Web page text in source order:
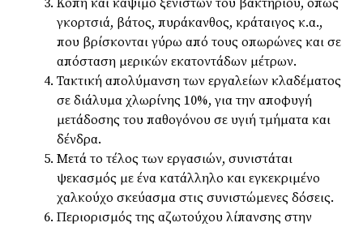
γκορτσιά, βάτος, πυράκανθος, κράταιγος κ.α.,
που βρίσκονται γύρω από τους οπωρώνες και σε
απόσταση μερικών εκατοντάδων μέτρων.
Τακτική απολύμανση των εργαλείων κλαδέματος
σε διάλυμα χλωρίνης 10%, για την αποφυγή
μετάδοσης του παθογόνου σε υγιή τμήματα και
δένδρα.
Μετά το τέλος των εργασιών, συνιστάται
ψεκασμός με ένα κατάλληλο και εγκεκριμένο
χαλκούχο σκεύασμα στις συνιστώμενες δόσεις.
Περιορισμός της αζωτούχου λίπανσης στην